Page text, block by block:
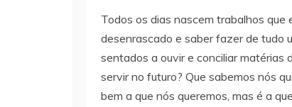
Todos os dias nascem trabalhos
desenrascado e saber fazer de tudo
sentados a ouvir e conciliar matérias
servir no futuro? Que sabemos nós
bem a que nós queremos, mas é a